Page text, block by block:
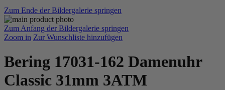
Zum Ende der Bildergalerie springen
Zum Anfang der Bildergalerie springen
Zoom in Zur Wunschliste hinzufügen
Bering 17031-162 Damenuhr
Classic 31mm 3ATM